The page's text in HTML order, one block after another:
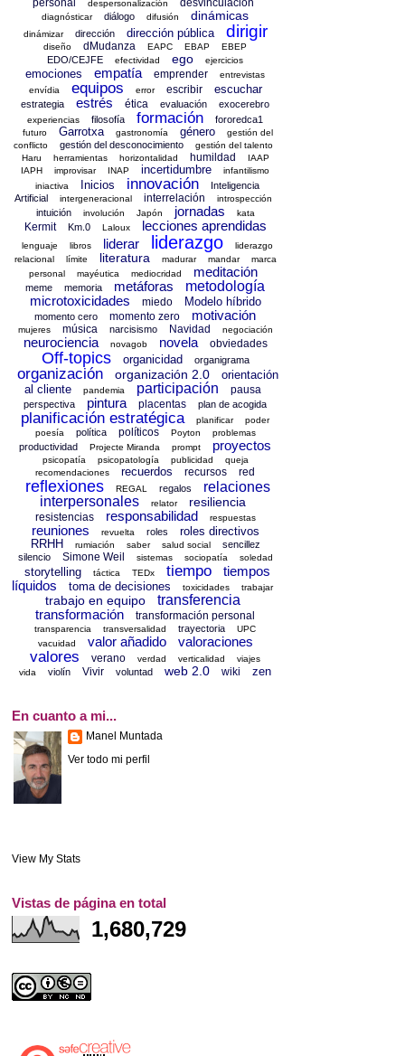
personal
despersonalización desvinculación
diagnósticar diálogo difusión dinámicas
dinámizar dirección dirección pública dirigir
diseño dMudanza EAPC EBAP EBEP
EDO/CEJFE efectividad ego ejercicios
emociones empatía emprender
entrevistas
envídia
equipos error escribir escuchar
estrategia estrés ética evaluación exocerebro
experiencias filosofía formación fororedca1
futuro Garrotxa gastronomía género
gestión del
conflicto
gestión del desconocimiento
gestión del talento
Haru
herramientas horizontalidad humildad
IAAP
IAPH
improvisar INAP incertidumbre
infantilismo
iniactiva
Inicios innovación
Inteligencia
Artificial
intergeneracional interrelación introspección
intuición involución Japón jornadas kata
Kermit Km.0 Laloux lecciones aprendidas
lenguaje libros liderar liderazgo
liderazgo
relacional
límite literatura madurar mandar
marca
personal
mayéutica mediocridad meditación
meme memoria metáforas
metodología
microtoxicidades
miedo Modelo híbrido
momento cero momento zero motivación
mujeres música narcisismo Navidad negociación
neurociencia novagob novela obviedades
Off-topics organicidad organigrama
organización organización 2.0
orientación
al cliente
pandemia participación pausa
perspectiva pintura placentas plan de acogida
planificación estratégica planificar
poder
poesía
política políticos Poyton problemas
productividad Projecte Miranda prompt proyectos
psicopatía psicopatología publicidad
queja
recomendaciones
recuerdos recursos red
reflexiones REGAL regalos
relaciones
interpersonales
relator resiliencia
resistencias responsabilidad respuestas
reuniones revuelta roles
roles directivos
RRHH
rumiación saber salud social
sencillez
silencio
Simone Weil sistemas sociopatía soledad
storytelling táctica TEDx tiempo
tiempos
líquidos
toma de decisiones toxicidades trabajar
trabajo en equipo
transferencia
transformación
transformación personal
transparencia transversalidad trayectoria
UPC
vacuidad
valor añadido valoraciones
valores verano verdad verticalidad
viajes
vida
violín Vivir voluntad web 2.0 wiki zen
En cuanto a mi...
Manel Muntada
Ver todo mi perfil
View My Stats
Vistas de página en total
1,680,729